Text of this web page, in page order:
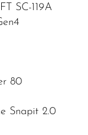
SC-119A
80
Snapit 2.0